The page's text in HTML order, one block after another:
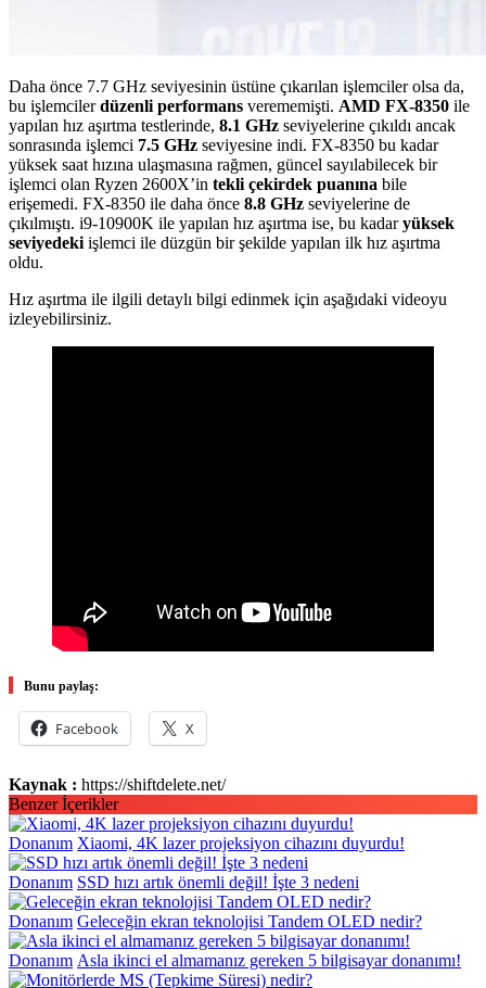
Daha önce 7.7 GHz seviyesinin üstüne çıkarılan işlemciler olsa da,
bu işlemcilerdüzenli performans verememişti. AMD FX-8350 ile
yapılan hız aşırtma testlerinde, 8.1 GHz seviyelerine çıkıldı ancak
sonrasında işlemci 7.5 GHz seviyesine indi. FX-8350 bu kadar
yüksek saat hızına ulaşmasına rağmen, güncel sayılabilecek bir
işlemci olan Ryzen 2600X’in tekli çekirdek puanına bile
erişemedi. FX-8350 ile daha önce 8.8 GHz seviyelerine de
çıkılmıştı. i9-10900K ile yapılan hız aşırtma ise, bu kadaryüksek
seviyedeki işlemci ile düzgün bir şekilde yapılan ilk hız aşırtma
oldu.
Hız aşırtma ile ilgili detaylı bilgi edinmek için aşağıdaki videoyu
izleyebilirsiniz.
Bunu paylaş:
Facebook X
Kaynak : https://shiftdelete.net/
Benzer İçerikler
Donanım Xiaomi, 4K lazer projeksiyon cihazını duyurdu!
Donanım SSD hızı artık önemli değil! İşte 3 nedeni
Donanım Geleceğin ekran teknolojisi Tandem OLED nedir?
Donanım Asla ikinci el almamanız gereken 5 bilgisayar donanımı!